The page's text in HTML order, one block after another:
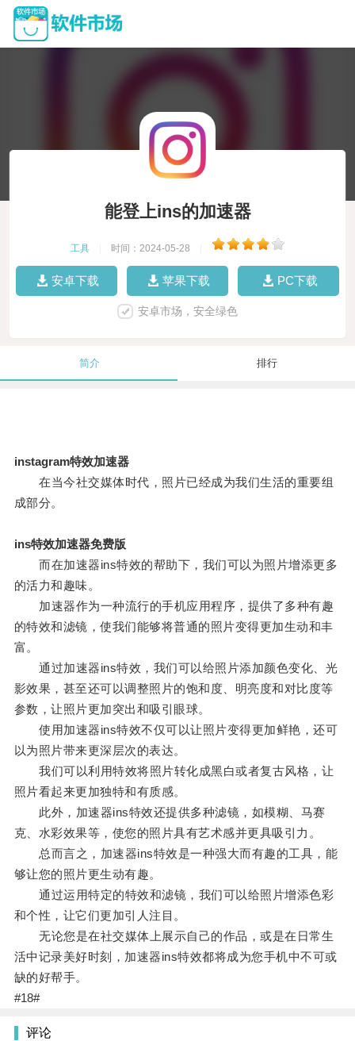
能登上ins的加速器
工具 时间：2024-05-28
安卓下载 苹果下载 PC下载
安卓市场，安全绿色
简介 排行
instagram特效加速器
在当今社交媒体时代，照片已经成为我们生活的重要组
成部分。
ins特效加速器免费版
而在加速器ins特效的帮助下，我们可以为照片增添更多
的活力和趣味。
加速器作为一种流行的手机应用程序，提供了多种有趣
的特效和滤镜，使我们能够将普通的照片变得更加生动和丰
富。
通过加速器ins特效，我们可以给照片添加颜色变化、光
影效果，甚至还可以调整照片的饱和度、明亮度和对比度等
参数，让照片更加突出和吸引眼球。
使用加速器ins特效不仅可以让照片变得更加鲜艳，还可
以为照片带来更深层次的表达。
我们可以利用特效将照片转化成黑白或者复古风格，让
照片看起来更加独特和有质感。
此外，加速器ins特效还提供多种滤镜，如模糊、马赛
克、水彩效果等，使您的照片具有艺术感并更具吸引力。
总而言之，加速器ins特效是一种强大而有趣的工具，能
够让您的照片更生动有趣。
通过运用特定的特效和滤镜，我们可以给照片增添色彩
和个性，让它们更加引人注目。
无论您是在社交媒体上展示自己的作品，或是在日常生
活中记录美好时刻，加速器ins特效都将成为您手机中不可或
缺的好帮手。
#18#
评论